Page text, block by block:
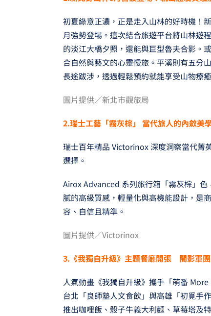
初夏綠意正濃，正是走入山林的好時機！
月強勢登場。這次結合旅遊平台將山林遊
的淡江大橋夕照，還能與巨型魯夫合影。
合自然與藝文的心靈慢旅。平溪則有五分
長途跋涉，透過輕鬆預約就能享受山物療
圖片提供／新北市觀旅局
2.瑞士工藝「霧灰棕」 當代旅人的內斂美
瑞士百年精品 Victorinox 深度洞察當代菁
選擇。
Airox Advanced 系列旅行箱「霧灰棕」
膩的高級質感，輕量化與高機能設計，是
容、自信且精準。
圖片提供／Victorinox
3. 《我獨自升級》主題餐廳開張 闇影軍
人氣動畫《我獨自升級》攜手「萌番
台北「良師塾人文食飲」與高雄「初覓手
推出咖哩飯、骰子牛義大利麵、草莓塔及